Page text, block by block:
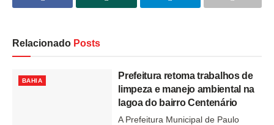
Relacionado Posts
BAHIA
Prefeitura retoma trabalhos de
limpeza e manejo ambiental na
lagoa do bairro Centenário
A Prefeitura Municipal de Paulo